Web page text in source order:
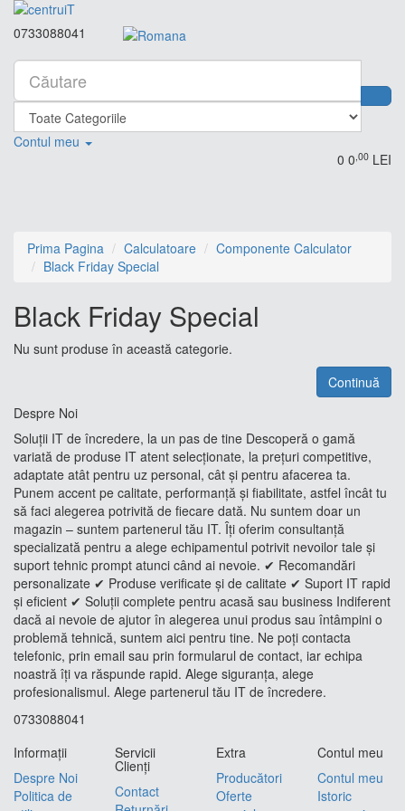
0733088041
Contul meu
0 0,00 LEI
Prima Pagina Calculatoare
Componente Calculator
Black Friday Special
Black Friday Special
Nu sunt produse în această categorie.
Continuă
Despre Noi
Soluții IT de încredere, la un pas de tine Descoperă o gamă
variată de produse IT atent selecționate, la prețuri competitive,
adaptate atât pentru uz personal, cât și pentru afacerea ta.
Punem accent pe calitate, performanță și fiabilitate, astfel încât tu
să faci alegerea potrivită de fiecare dată. Nu suntem doar un
magazin – suntem partenerul tău IT. Îți oferim consultanță
specializată pentru a alege echipamentul potrivit nevoilor tale și
suport tehnic prompt atunci când ai nevoie. ✔ Recomandări
personalizate ✔ Produse verificate și de calitate ✔ Suport IT rapid
și eficient ✔ Soluții complete pentru acasă sau business Indiferent
dacă ai nevoie de ajutor în alegerea unui produs sau întâmpini o
problemă tehnică, suntem aici pentru tine. Ne poți contacta
telefonic, prin email sau prin formularul de contact, iar echipa
noastră îți va răspunde rapid. Alege siguranța, alege
profesionalismul. Alege partenerul tău IT de încredere.
0733088041
Informaţii
Despre Noi
Politica de
Servicii
Clienţi
Contact
Extra
Producători
Oferte
Contul meu
Contul meu
Istoric